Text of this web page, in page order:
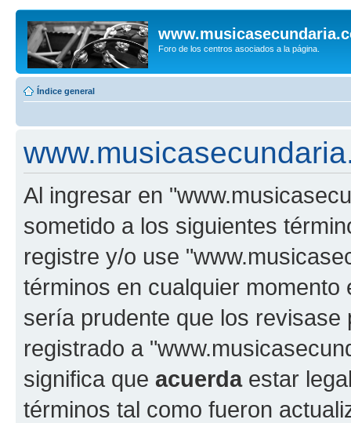
Foro de los centros asociados a la página.
Índice general
Al ingresar en
sometido a los siguientes
registre y/o use
términos en cualquier
sería prudente que los
registrado a
significa que acuerdaestar
términos tal como fueron